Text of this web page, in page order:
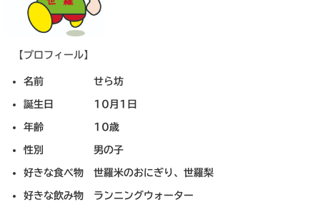
【プロフィール】
名前 せら坊
誕生日 10月1日
年齢 10歳
性別 男の子
好きな食べ物 世羅米のおにぎり、世羅梨
好きな飲み物 ランニングウォーター